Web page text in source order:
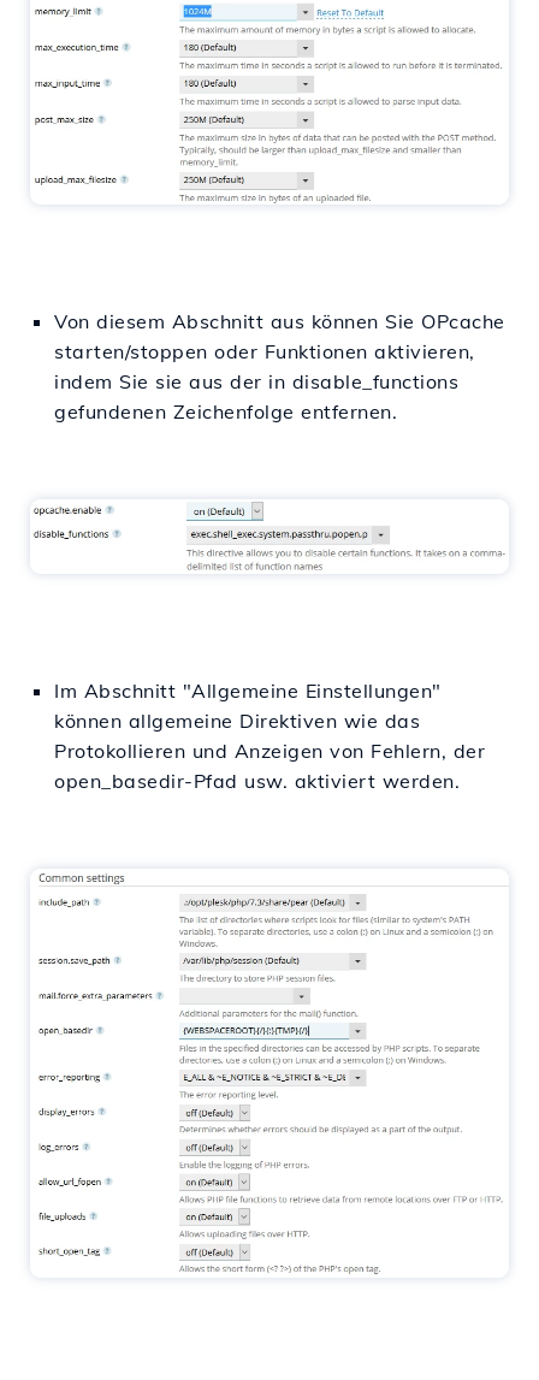
Von diesem Abschnitt aus können Sie OPcache
starten/stoppen oder Funktionen aktivieren,
indem Sie sie aus der in disable_functions
gefundenen Zeichenfolge entfernen.
Im Abschnitt "Allgemeine Einstellungen"
können allgemeine Direktiven wie das
Protokollieren und Anzeigen von Fehlern, der
open_basedir-Pfad usw. aktiviert werden.